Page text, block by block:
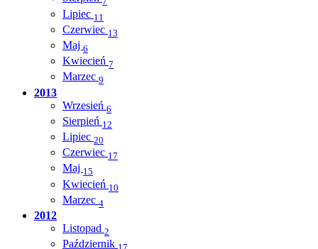
Lipiec 11
Czerwiec 13
Maj 6
Kwiecień 7
Marzec 9
2013
Wrzesień 6
Sierpień 12
Lipiec 20
Czerwiec 17
Maj 15
Kwiecień 10
Marzec 4
2012
Listopad 2
Październik